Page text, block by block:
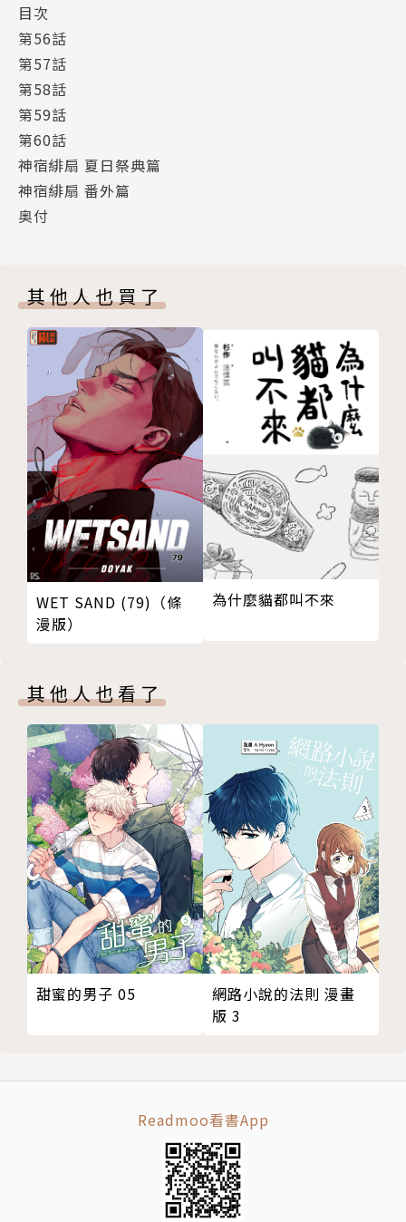
目次
第56話
第57話
第58話
第59話
第60話
神宿緋扇 夏日祭典篇
神宿緋扇 番外篇
奥付
其他人也買了
WET SAND (79)（條
漫版）
為什麼貓都叫不來
其他人也看了
甜蜜的男子 05
網路小說的法則 漫畫
版 3
Readmoo看書App